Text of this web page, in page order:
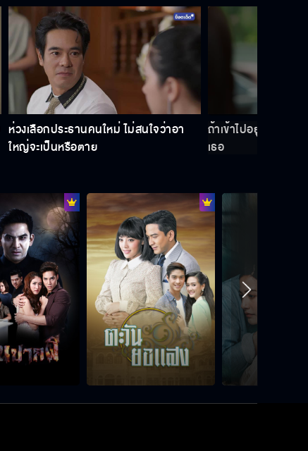
Behind the scene สายรักสายเลือด
Behind the scene สายรักสายเลือด
EP.11
EP.10
Behind the scene สายรักสายเลือด
EP.9
Behind the scene สายรักสายเลือด
EP.8
Behind the scene สายรักสายเลือด
ห่วงเลือกประธานคนใหม่ ไม่สนใจว่าอา
ใหญ่จะเป็นหรือตาย
ถ้าเข้าไปอยู่บ้านฉัน เ
เธอ